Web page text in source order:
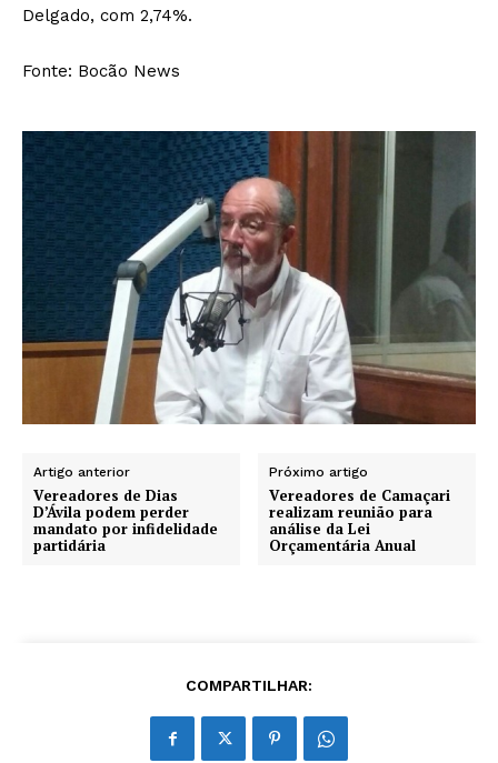
Delgado, com 2,74%.
Fonte: Bocão News
Artigo anterior
Vereadores de Dias
D’Ávila podem perder
mandato por infidelidade
partidária
Próximo artigo
Vereadores de Camaçari
realizam reunião para
análise da Lei
Orçamentária Anual
COMPARTILHAR: